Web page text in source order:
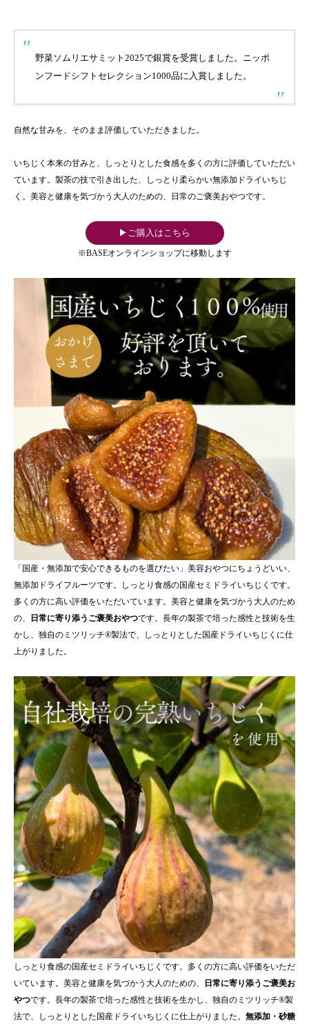
野菜ソムリエサミット2025で銀賞を受賞しました。ニッポ
ンフードシフトセレクション1000品に入賞しました。
自然な甘みを、そのまま評価していただきました。
いちじく本来の甘みと、しっとりとした食感を多くの方に評価していただい
ています。製茶の技で引き出した、しっとり柔らかい無添加ドライいちじ
く。美容と健康を気づかう大人のための、日常のご褒美おやつです。
▶ご購入はこちら
※BASEオンラインショップに移動します
「国産・無添加で安心できるものを選びたい」美容おやつにちょうどいい、
無添加ドライフルーツです。しっとり食感の国産セミドライいちじくです。
多くの方に高い評価をいただいています。美容と健康を気づかう大人のため
の、
日常に寄り添うご褒美おやつです。長年の製茶で培った感性と技術を生
かし、独自のミツリッチ®製法で、しっとりとした国産ドライいちじくに仕
上がりました。
しっとり食感の国産セミドライいちじくです。多くの方に高い評価をいただ
いています。美容と健康を気づかう大人のための、
日常に寄り添うご褒美お
やつです。長年の製茶で培った感性と技術を生かし、独自のミツリッチ®製
法で、しっとりとした国産ドライいちじくに仕上がりました。 無添加・砂糖